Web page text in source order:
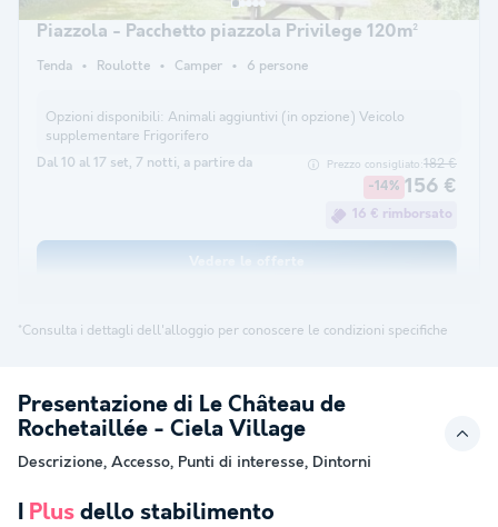
Piazzola - Pacchetto piazzola Privilege 120m²
Tenda Roulotte Camper 6 persone
Opzioni disponibili: Animali aggiuntivi (in opzione) Veicolo
supplementare Frigorifero
Dal 10 al 17 set, 7 notti, a partire da Prezzo consigliato:182 €
-14% 156 €
16 € rimborsato
*Consulta i dettagli dell'alloggio per conoscere le condizioni specifiche
Presentazione di Le Château de
Rochetaillée - Ciela Village
Descrizione, Accesso, Punti di interesse, Dintorni
Plus dello stabilimento